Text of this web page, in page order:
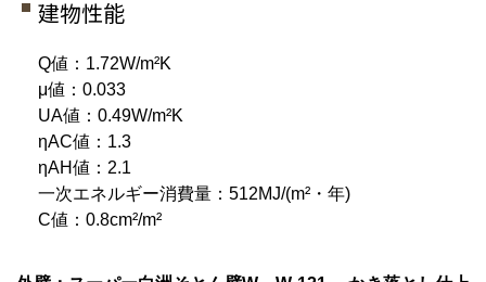
建物性能
Q値：1.72W/m²K
μ値：0.033
UA値：0.49W/m²K
ηAC値：1.3
ηAH値：2.1
一次エネルギー消費量：512MJ/(m²・年)
C値：0.8cm²/m²